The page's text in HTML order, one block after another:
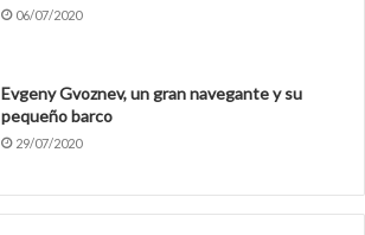
06/07/2020
Evgeny Gvoznev, un gran navegante y su
pequeño barco
29/07/2020